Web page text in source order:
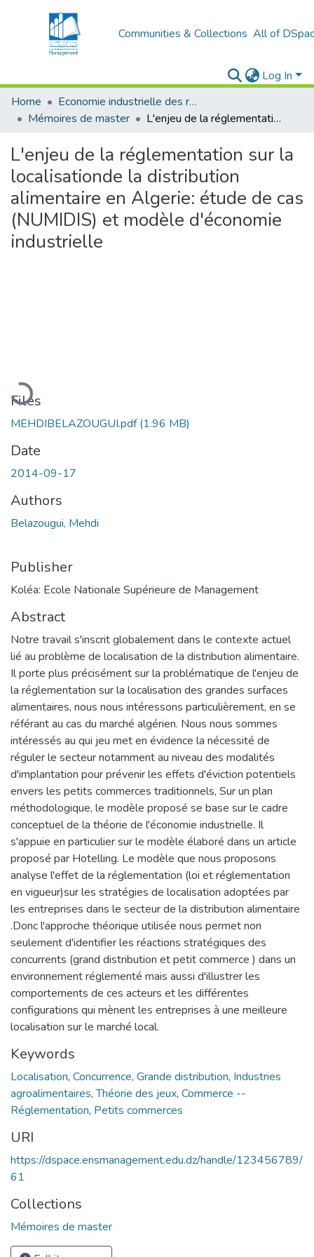
Communities & Collections All of
Log In
Home
Economie industrielle des réseaux et infrastructures
Mémoires de master
L'enjeu de la réglementation sur la localisationde la distribution alimentaire en Algerie: étude de cas (NUMIDIS) et modèle d'économie industrielle
L'enjeu de la réglementation sur la
localisationde la distribution
alimentaire en Algerie: étude de cas
(NUMIDIS) et modèle d'économie
industrielle
Loading...
Files
MEHDIBELAZOUGUI.pdf(1.96 MB)
Date
2014-09-17
Authors
Belazougui, Mehdi
Publisher
Koléa: Ecole Nationale Supérieure de Management
Abstract
Notre travail s'inscrit globalement dans le contexte actuel
lié au problème de localisation de la distribution alimentaire.
Il porte plus précisément sur la problématique de l'enjeu de
la réglementation sur la localisation des grandes surfaces
alimentaires, nous nous intéressons particulièrement, en se
référant au cas du marché algérien. Nous nous sommes
intéressés au qui jeu met en évidence la nécessité de
réguler le secteur notamment au niveau des modalités
d'implantation pour prévenir les effets d'éviction potentiels
envers les petits commerces traditionnels, Sur un plan
méthodologique, le modèle proposé se base sur le cadre
conceptuel de la théorie de l'économie industrielle. Il
s'appuie en particulier sur le modèle élaboré dans un article
proposé par Hotelling. Le modèle que nous proposons
analyse l'effet de la réglementation (loi et réglementation
en vigueur)sur les stratégies de localisation adoptées par
les entreprises dans le secteur de la distribution alimentaire
.Donc l'approche théorique utilisée nous permet non
seulement d'identifier les réactions stratégiques des
concurrents (grand distribution et petit commerce ) dans un
environnement réglementé mais aussi d'illustrer les
comportements de ces acteurs et les différentes
configurations qui mènent les entreprises à une meilleure
localisation sur le marché local.
Keywords
Localisation, Concurrence, Grande distribution, Industries
agroalimentaires,Théorie des jeux, Commerce --
Réglementation, Petits commerces
URI
https://dspace.ensmanagement.edu.dz/handle/123456789/
61
Collections
Mémoires de master